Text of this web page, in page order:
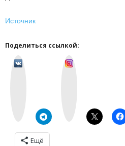
Источник
Поделиться ссылкой:
Ещё